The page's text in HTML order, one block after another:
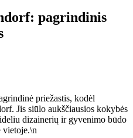
pagrindinis
priežastis, kodėl
Jis siūlo aukščiausios kokybės
dizainerių ir gyvenimo būdo
vietoje.\n